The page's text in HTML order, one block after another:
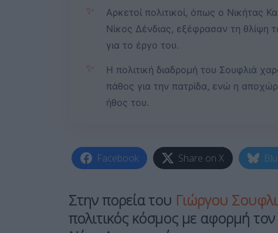
✨
Αρκετοί πολιτικοί, όπως ο Νικήτας
Νίκος Δένδιας, εξέφρασαν τη θλίψη
για το έργο του.
✨
Η πολιτική διαδρομή του Σουφλιά
πάθος για την πατρίδα, ενώ η
ήθος του.
Facebook Share on X
Στην πορεία του Γιώργου
πολιτικός κόσμος με αφορμή